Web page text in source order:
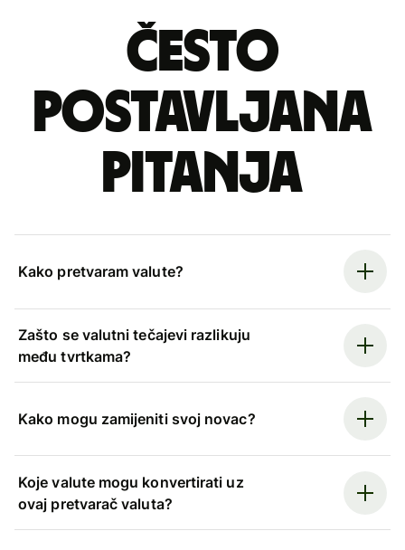
Često
postavljana
pitanja
Kako pretvaram valute?
Zašto se valutni tečajevi razlikuju
među tvrtkama?
Kako mogu zamijeniti svoj novac?
Koje valute mogu konvertirati uz
ovaj pretvarač valuta?